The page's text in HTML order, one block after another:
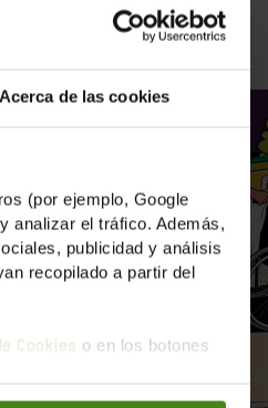
Acerca de las cookies
(por ejemplo, Google
analizar el tráfico. Además,
publicidad y análisis
recopilado a partir del
Cookies o en los botones